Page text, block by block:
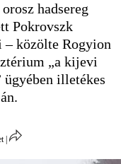
hadsereg
Pokrovszk
– közölte Rogyion
„a kijevi
ügyében illetékes